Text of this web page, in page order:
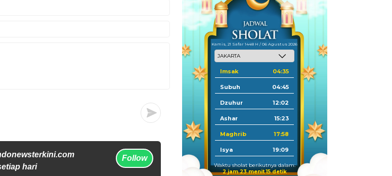
hari
Follow
Kamis, 21 Safar 1448 H / 06 Agustus 2026
Imsak 04:35
Subuh 04:45
Dzuhur 12:02
Ashar 15:23
Maghrib 17:58
Isya 19:09
Waktu sholat berikutnya dalam:
2 jam 23 menit 14 detik